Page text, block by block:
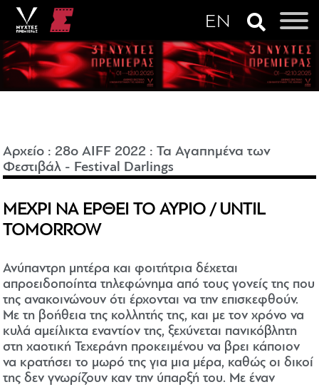
Αρχείο :28o AIFF 2022 :Τα Αγαπημένα των
Φεστιβάλ - Festival Darlings
ΜΕΧΡΙ ΝΑ ΕΡΘΕΙ ΤΟ ΑΥΡΙΟ / UNTIL
TOMORROW
Ανύπαντρη μητέρα και φοιτήτρια δέχεται
απροειδοποίητα τηλεφώνημα από τους γονείς της που
της ανακοινώνουν ότι έρχονται να την επισκεφθούν.
Με τη βοήθεια της κολλητής της, και με τον χρόνο να
κυλά αμείλικτα εναντίον της, ξεχύνεται πανικόβλητη
στη χαοτική Τεχεράνη προκειμένου να βρει κάποιον
να κρατήσει το μωρό της για μια μέρα, καθώς οι δικοί
της δεν γνωρίζουν καν την ύπαρξή του. Με έναν